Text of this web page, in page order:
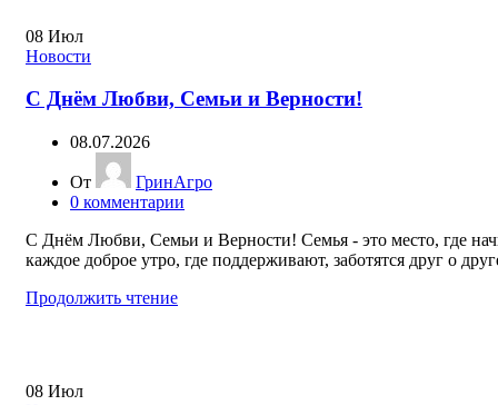
08 Июл
Новости
С Днём Любви, Семьи и Верности!
08.07.2026
От
ГринАгро
0 комментарии
С Днём Любви, Семьи и Верности! Семья - это место, где
каждое доброе утро, где поддерживают, заботятся друг о
Продолжить чтение
08 Июл